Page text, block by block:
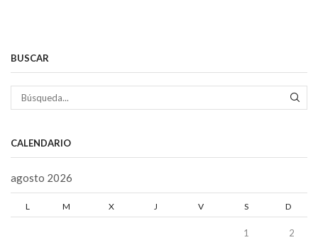
BUSCAR
CALENDARIO
agosto 2026
L M X J V S D
1 2